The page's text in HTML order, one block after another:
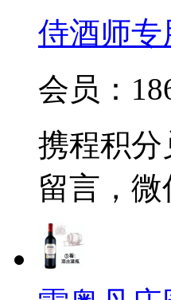
侍酒师
会员：
携程积分
留言，